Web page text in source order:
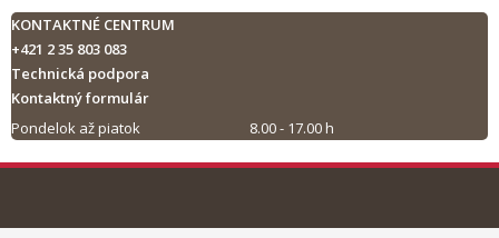
KONTAKTNÉ CENTRUM
+421 2 35 803 083
Technická podpora
Kontaktný formulár
Pondelok až piatok
8.00 - 17.00 h
Tlač obsahu